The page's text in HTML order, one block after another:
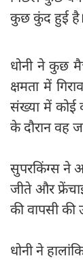
कुछ कुंद हुई है।
धोनी ने कुछ
क्षमता में
संख्या में
के दौरान वह
सुपरकिंग्स ने
जीते और
की वापसी की
धोनी ने